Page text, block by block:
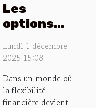
Les
options
de
paiement
pour
votre
Lundi 1 décembre
2025 15:08
Dans un monde où
la flexibilité
financière devient